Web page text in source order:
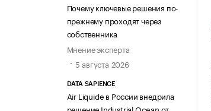
Почему ключевые решения по-
прежнему проходят через
собственника
Мнение эксперта
5 августа 2026
DATA SAPIENCE
Air Liquide в России внедрила
решение Industrial Ocean от